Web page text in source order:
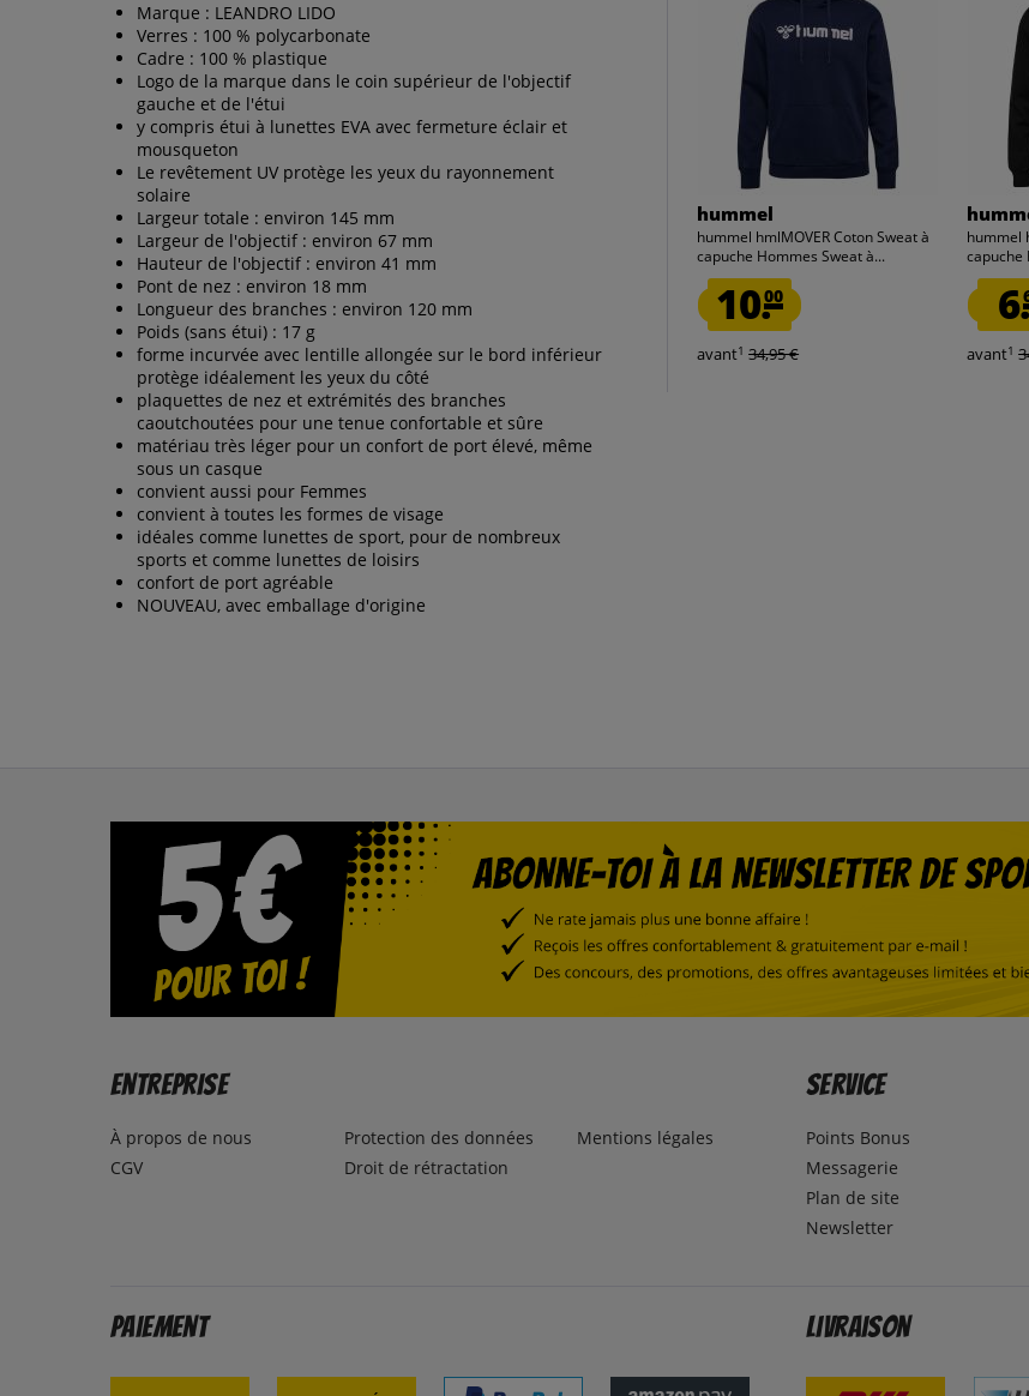
Marque : LEANDRO LIDO
Verres : 100 % polycarbonate
Cadre : 100 % plastique
Logo de la marque dans le coin supérieur de l'objectif
gauche et de l'étui
y compris étui à lunettes EVA avec fermeture éclair et
mousqueton
Le revêtement UV protège les yeux du rayonnement
solaire
Largeur totale : environ 145 mm
Largeur de l'objectif : environ 67 mm
Hauteur de l'objectif : environ 41 mm
Pont de nez : environ 18 mm
Longueur des branches : environ 120 mm
Poids (sans étui) : 17 g
forme incurvée avec lentille allongée sur le bord inférieur
protège idéalement les yeux du côté
plaquettes de nez et extrémités des branches
caoutchoutées pour une tenue confortable et sûre
matériau très léger pour un confort de port élevé, même
sous un casque
convient aussi pour Femmes
convient à toutes les formes de visage
idéales comme lunettes de sport, pour de nombreux
sports et comme lunettes de loisirs
confort de port agréable
NOUVEAU, avec emballage d'origine
hummel
hummel hmlMOVER Coton Sweat à
capuche Hommes Sweat à...
10.00
avant1 34,95 €
hummel
capuche
avant1
Entreprise
À propos de nous
CGV
Protection des données
Droit de rétractation
Mentions légales
Service
Points Bonus
Messagerie
Plan de site
Newsletter
Paiement Livraison